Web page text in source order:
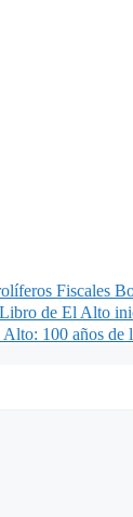
Fiscales
de El Alto
100 años de